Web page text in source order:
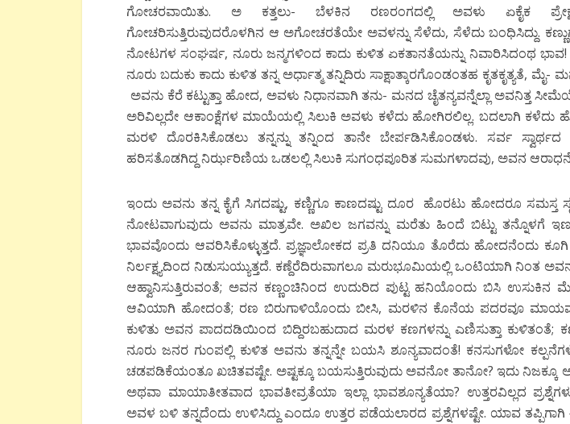
ಗೋಚರವಾಯಿತು. ಅ ಕತ್ತಲು- ಬೆಳಕಿನ ರಣರಂಗದಲ್ಲಿ ಅವಳು ಏಕೈಕ
ಗೋಚರಿಸುತ್ತಿರುವುದರೊಳಗಿನ ಆ ಅಗೋಚರತೆಯೇ ಅವಳನ್ನು ಸೆಳೆದು, ಸೆಳೆದು ಬಂಧಿಸಿದ್ದು.
ನೋಟಗಳ ಸಂಘರ್ಷ, ನೂರು ಜನ್ಮಗಳಿಂದ ಕಾದು ಕುಳಿತ ಏಕತಾನತೆಯನ್ನು ನಿವಾರಿಸಿದಂಥ ಭಾವ!
ನೂರು ಬದುಕು ಕಾದು ಕುಳಿತ ತನ್ನ ಅರ್ಧಾತ್ಮ ತನ್ನಿದಿರು ಸಾಕ್ಷಾತ್ಕಾರಗೊಂಡಂತಹ ಕೃತಕೃತ್ಯತೆ, ಮೈ-
ಅವನು ಕೆರೆ ಕಟ್ಟುತ್ತಾ ಹೋದ, ಅವಳು ನಿಧಾನವಾಗಿ ತನು- ಮನದ ಚೈತನ್ಯವನ್ನೆಲ್ಲಾ ಅವನಿತ್ತ
ಅರಿವಿಲ್ಲದೇ ಆಕಾಂಕ್ಷೆಗಳ ಮಾಯೆಯಲ್ಲಿ ಸಿಲುಕಿ ಅವಳು ಕಳೆದು ಹೋಗಿರಲಿಲ್ಲ. ಬದಲಾಗಿ ಕಳೆದು
ಮರಳಿ ದೊರಕಿಸಿಕೊಡಲು ತನ್ನನ್ನು ತನ್ನಿಂದ ತಾನೇ ಬೇರ್ಪಡಿಸಿಕೊಂಡಳು. ಸರ್ವ
ಹರಿಸತೊಡಗಿದ್ದ ನಿರ್ಝರಿಣಿಯ ಒಡಲಲ್ಲಿ ಸಿಲುಕಿ ಸುಗಂಧಪೂರಿತ ಸುಮಗಳಾದವು, ಅವನ
ಇಂದು ಅವನು ತನ್ನ ಕೈಗೆ ಸಿಗದಷ್ಟು, ಕಣ್ಣಿಗೂ ಕಾಣದಷ್ಟು ದೂರ ಹೊರಟು ಹೋದರೂ ಸಮಸ್ತ
ನೋಟವಾಗುವುದು ಅವನು ಮಾತ್ರವೇ. ಅಖಿಲ ಜಗವನ್ನು ಮರೆತು ಹಿಂದೆ ಬಿಟ್ಟು ತನ್ನೊಳಗೆ
ಭಾವವೊಂದು ಆವರಿಸಿಕೊಳ್ಳುತ್ತದೆ. ಪ್ರಜ್ಞಾಲೋಕದ ಪ್ರತಿ ದನಿಯೂ ತೊರೆದು ಹೋದನೆಂದು
ನಿರ್ಲಕ್ಷ್ಯದಿಂದ ನಿಡುಸುಯ್ಯುತ್ತದೆ. ಕಣ್ದೆರೆದಿರುವಾಗಲೂ ಮರುಭೂಮಿಯಲ್ಲಿ ಒಂಟಿಯಾಗಿ ನಿಂತ ಅವನ
ಆಹ್ವಾನಿಸುತ್ತಿರುವಂತೆ; ಅವನ ಕಣ್ಣಂಚಿನಿಂದ ಉದುರಿದ ಪುಟ್ಟ ಹನಿಯೊಂದು ಬಿಸಿ ಉಸುಕಿನ
ಆವಿಯಾಗಿ ಹೋದಂತೆ; ರಣ ಬಿರುಗಾಳಿಯೊಂದು ಬೀಸಿ, ಮರಳಿನ ಕೊನೆಯ ಪದರವೂ
ಕುಳಿತು ಅವನ ಪಾದದಡಿಯಿಂದ ಬಿದ್ದಿರಬಹುದಾದ ಮರಳ ಕಣಗಳನ್ನು ಎಣಿಸುತ್ತಾ ಕುಳಿತಂತೆ;
ನೂರು ಜನರ ಗುಂಪಲ್ಲಿ ಕುಳಿತ ಅವನು ತನ್ನನ್ನೇ ಬಯಸಿ ಶೂನ್ಯವಾದಂತೆ! ಕನಸುಗಳೋ
ಚಡಪಡಿಕೆಯಂತೂ ಖಚಿತವಷ್ಟೇ. ಅಷ್ಟಕ್ಕೂ ಬಯಸುತ್ತಿರುವುದು ಅವನೋ ತಾನೋ? ಇದು ನಿಜಕ್ಕೂ
ಅಥವಾ ಮಾಯಾತೀತವಾದ ಭಾವತೀವ್ರತೆಯಾ ಇಲ್ಲಾ ಭಾವಶೂನ್ಯತೆಯಾ? ಉತ್ತರವಿಲ್ಲದ
ಅವಳ ಬಳಿ ತನ್ನದೆಂದು ಉಳಿಸಿದ್ದು ಎಂದೂ ಉತ್ತರ ಪಡೆಯಲಾರದ ಪ್ರಶ್ನೆಗಳಷ್ಟೇ. ಯಾವ